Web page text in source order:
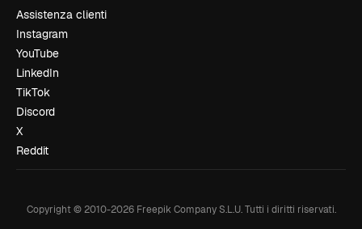
Assistenza clienti
Instagram
YouTube
LinkedIn
TikTok
Discord
X
Reddit
Copyright © 2010-2026Freepik Company S.L.U. Tutti i diritti riservati.